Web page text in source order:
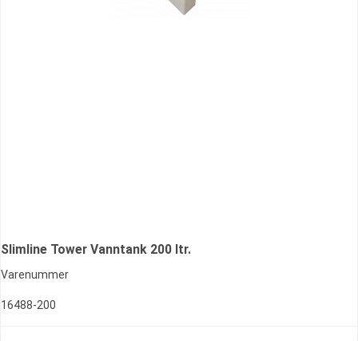
Slimline Tower Vanntank 200 ltr.
Varenummer
16488-200